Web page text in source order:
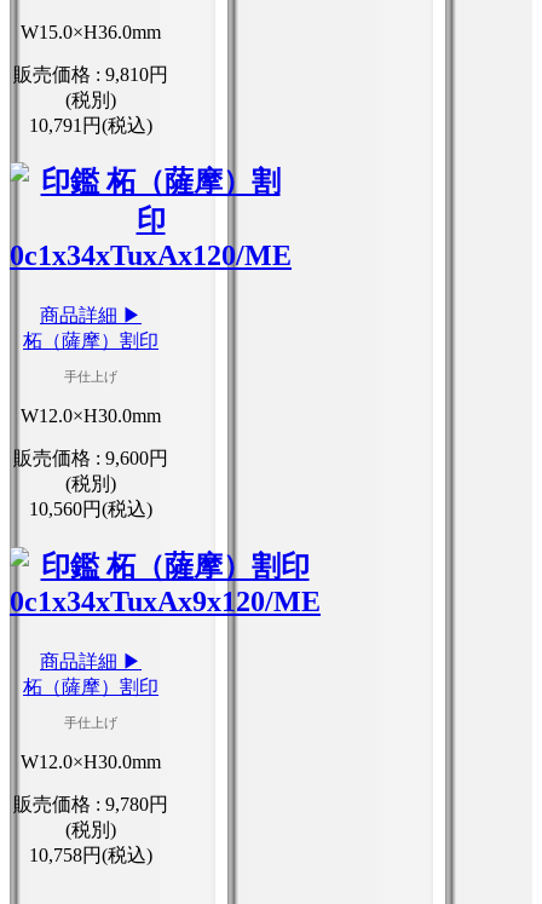
W15.0×H36.0mm
販売価格 :9,810円
(税別)
10,791円(税込)
商品詳細 ▶
柘（薩摩）割印
手仕上げ
W12.0×H30.0mm
販売価格 :9,600円
(税別)
10,560円(税込)
商品詳細 ▶
柘（薩摩）割印
手仕上げ
W12.0×H30.0mm
販売価格 :9,780円
(税別)
10,758円(税込)